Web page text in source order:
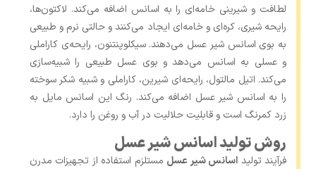
لطافت و شیرینی خامه‌ای را به اسانس اضافه می‌کند. لاکتون‌ها،
رایحه شیری، کره‌ای و خامه‌ای ایجاد می‌کنند و حالتی نرم و طبیعی
به بوی اسانس شیر عسل می‌دهند. سیکلوپنتنون، رایحه‌ی کاراملی
و عسلی به اسانس می‌دهد و بوی عسل طبیعی را شبیه‌سازی
می‌کند. اتیل مالتول، رایحه‌ای شیرین، کاراملی و شبیه شکر سوخته
را به اسانس شیر عسل اضافه می‌کند. رنگ این اسانس مایل به
زرد کمرنگ است و قابلیت حلالیت در آب و روغن را دارد.
روش تولید اسانس شیر عسل
فرآیند تولید اسانس شیر عسل مستلزم استفاده از تجهیزات مدرن